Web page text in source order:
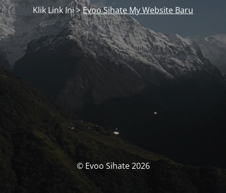
Klik Link Ini >Evoo Sihate My Website Baru
© Evoo Sihate 2026